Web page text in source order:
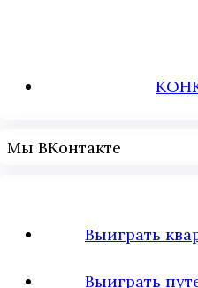
Мы ВКонтакте
Выиграть
Выиграть